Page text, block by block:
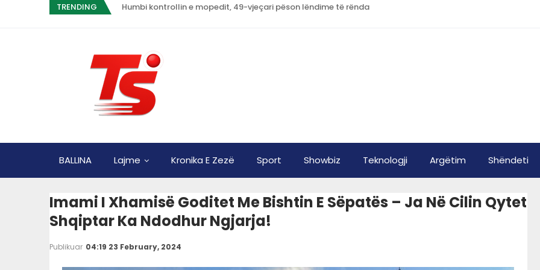
TRENDING Humbi kontrollin e mopedit, 49-vjeçari pëson lëndime të rënda
BALLINA Lajme Kronika E Zezë Sport Showbiz Teknologji Argëtim Shëndeti
Imami I Xhamisë Goditet Me Bishtin E Sëpatës – Ja Në Cilin Qytet
Shqiptar Ka Ndodhur Ngjarja!
Publikuar 04:19 23 February, 2024